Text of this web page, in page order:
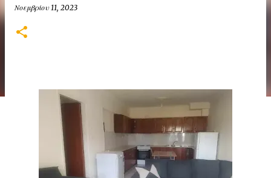
Νοεμβρίου 11, 2023